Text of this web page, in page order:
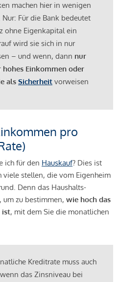
machen hier in wenigen
Für die Bank bedeutet
ohne Eigenkapital ein
wird sie sich in nur
– und wenn, dann nur
hohes Einkommen oder
als Sicherheit vorweisen
pro
ich für den Hauskauf? Dies ist
viele stellen, die vom Eigenheim
Denn das Haushalts-
zu bestimmen, wie hoch das
ist, mit dem Sie die monatlichen
Kreditrate muss auch
das Zinsniveau bei